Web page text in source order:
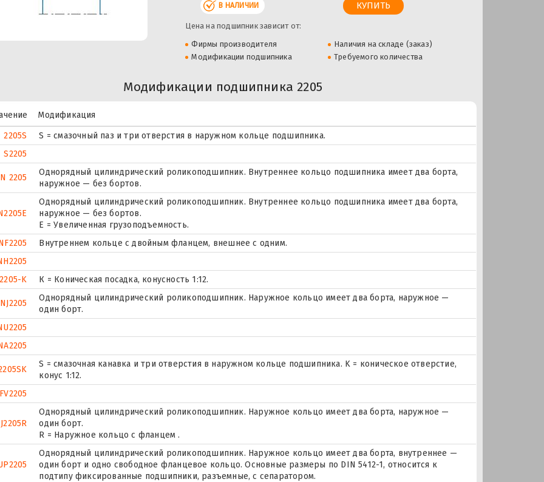
В НАЛИЧИИ
Цена на подшипник зависит от:
Фирмы производителя
Наличия на складе (заказ)
Модификации подшипника
Требуемого количества
Модификации подшипника 2205
Модификация
2205S
S = смазочный паз и три отверстия в наружном кольце подшипника.
S2205
N 2205
Однорядный цилиндрический роликоподшипник. Внутреннее кольцо подшипника имеет два борта,
наружное — без бортов.
Однорядный цилиндрический роликоподшипник. Внутреннее кольцо подшипника имеет два борта,
наружное — без бортов.
Е = Увеличенная грузоподъемность.
Внутреннем кольце с двойным фланцем, внешнее с одним.
2205-K
К = Коническая посадка, конусность 1:12.
NJ2205
Однорядный цилиндрический роликоподшипник. Наружное кольцо имеет два борта, наружное —
один борт.
S = смазочная канавка и три отверстия в наружном кольце подшипника. K = коническое отверстие,
конус 1:12.
Однорядный цилиндрический роликоподшипник. Наружное кольцо имеет два борта, наружное —
один борт.
R = Наружное кольцо с фланцем .
Однорядный цилиндрический роликоподшипник. Наружное кольцо имеет два борта, внутреннее —
один борт и одно свободное фланцевое кольцо. Основные размеры по DIN 5412-1, относится к
подтипу фиксированные подшипники, разъемные, с сепаратором.